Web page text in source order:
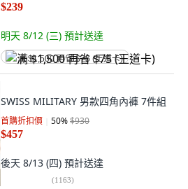
$239
明天 8/12 (三) 預計送達
满 $1,500 再省 $75 (王道卡)
SWISS MILITARY 男款四角內褲 7件組
首購折扣價 50%$930
$457
後天 8/13 (四) 預計送達
(1163)